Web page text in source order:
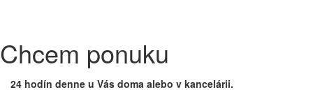
Chcem ponuku
24 hodín denne u Vás doma alebo v kancelárii.